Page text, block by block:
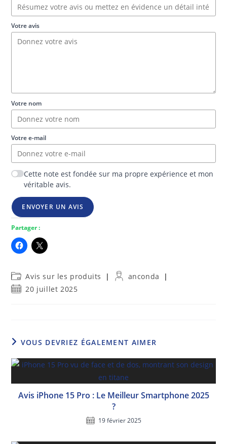
Votre avis
Votre nom
Votre e-mail
Cette note est fondée sur ma propre expérience et mon
véritable avis.
ENVOYER UN AVIS
Partager :
Post
category:
Avis sur les produits
Auteur/autrice
anconda
Publication
20 juillet 2025
VOUS DEVRIEZ ÉGALEMENT AIMER
Avis iPhone 15 Pro : Le Meilleur Smartphone 2025
?
19 février 2025